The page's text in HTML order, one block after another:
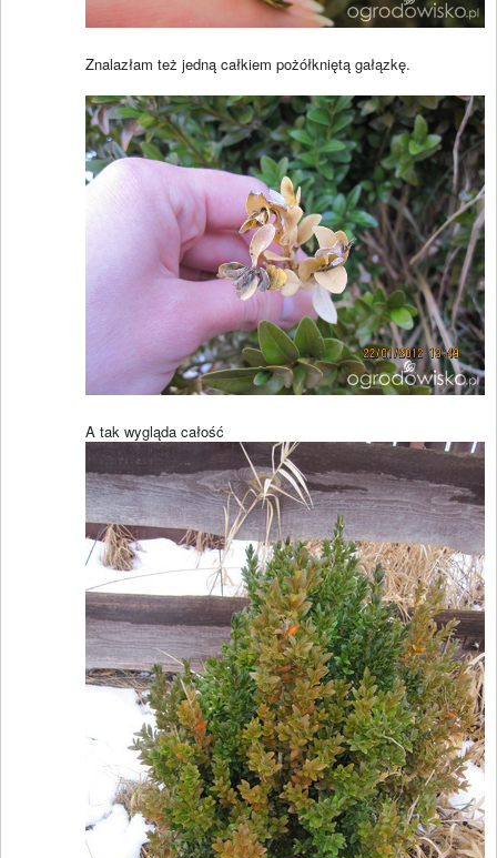
Znalazłam też jedną całkiem pożółkniętą gałązkę.
A tak wygląda całość